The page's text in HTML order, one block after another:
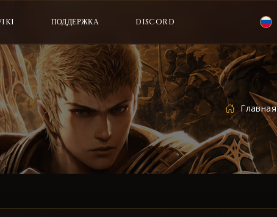
ПОДДЕРЖКА DISCORD
Главная